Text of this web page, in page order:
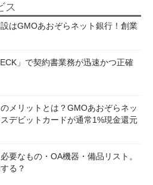
ス
はGMOあおぞらネット銀行！創業
」で契約書業務が迅速かつ正確
メリットとは？GMOあおぞらネッ
デビットカードが通常1%現金還元
要なもの・OA機器・備品リスト。
る？